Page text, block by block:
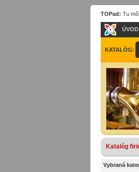
TOPad: Tu
ÚVOD
KATALÓG:
Katalóg
Vybraná